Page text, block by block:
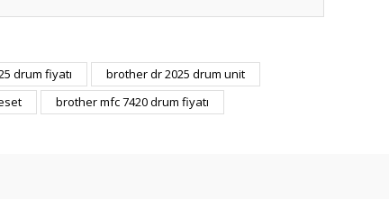
drum fiyatı
brother dr 2025 drum unit
brother mfc 7420 drum fiyatı